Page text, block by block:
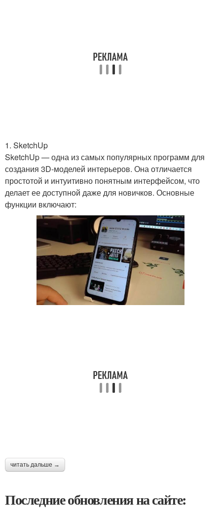
1. SketchUp
SketchUp — одна из самых популярных программ для
создания 3D-моделей интерьеров. Она отличается
простотой и интуитивно понятным интерфейсом, что
делает ее доступной даже для новичков. Основные
функции включают:
читать дальше →
Последние обновления на сайте: